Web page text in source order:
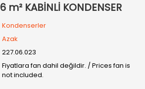
m² KABİNLİ KONDENSER
Kondenserler
Azak
227.06.023
Fiyatlara fan dahil değildir. / Prices fan is
not included.